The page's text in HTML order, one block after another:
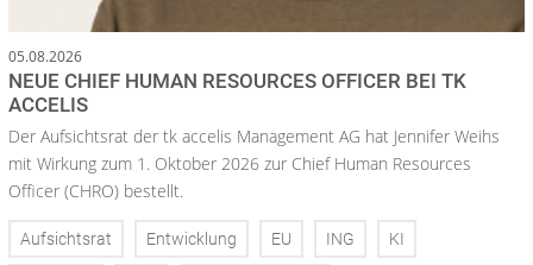
05.08.2026
NEUE CHIEF HUMAN RESOURCES OFFICER BEI TK
ACCELIS
Der Aufsichtsrat der tk accelis Management AG hat Jennifer Weihs
mit Wirkung zum 1. Oktober 2026 zur Chief Human Resources
Officer (CHRO) bestellt.
Aufsichtsrat Entwicklung EU ING KI